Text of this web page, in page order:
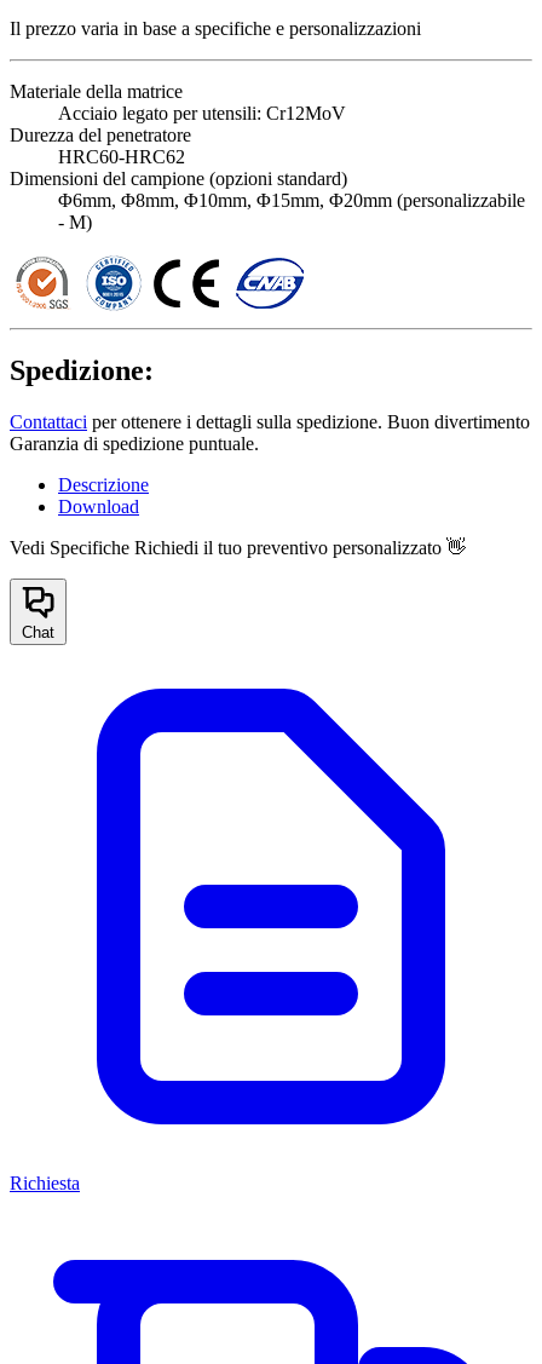
Il prezzo varia in base a specifiche e personalizzazioni
Materiale della matrice
Acciaio legato per utensili: Cr12MoV
Durezza del penetratore
HRC60-HRC62
Dimensioni del campione (opzioni standard)
Φ6mm, Φ8mm, Φ10mm, Φ15mm, Φ20mm (personalizzabile
- M)
Spedizione:
Contattaci per ottenere i dettagli sulla spedizione. Buon divertimento
Garanzia di spedizione puntuale.
Descrizione
Download
Vedi Specifiche Richiedi il tuo preventivo personalizzato 👋
Chat
Richiesta